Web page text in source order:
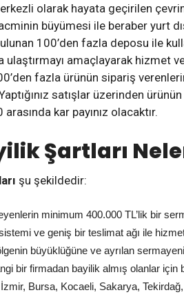
olarak hayata geçirilen
büyümesi ile beraber yurt
100’den fazla deposu ile
ulaştırmayı amaçlayarak hizmet
fazla ürünün sipariş
satışlar üzerinden
kar payınız olacaktır.
Şartları
şu şekildedir:
minimum 400.000 TL’lik bir
ve geniş bir teslimat ağı ile
büyüklüğüne ve ayrılan
bir firmadan bayilik almış olanlar için
Bursa, Kocaeli, Sakarya,